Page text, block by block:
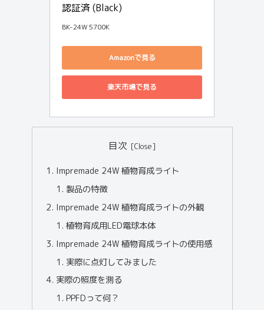
認証済 (Black)
BK-24W 5700K
Amazonで見る
楽天市場で見る
目次
Impremade 24W 植物育成ライト
製品の特徴
Impremade 24W 植物育成ライトの外観
植物育成用LED電球本体
Impremade 24W 植物育成ライトの使用感
実際に点灯してみました
実際の照度を測る
PPFDって何？